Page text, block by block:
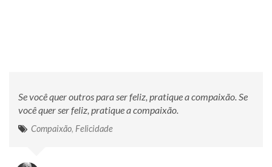
Se você quer outros para ser feliz, pratique a compaixão. Se
você quer ser feliz, pratique a compaixão.
Compaixão, Felicidade